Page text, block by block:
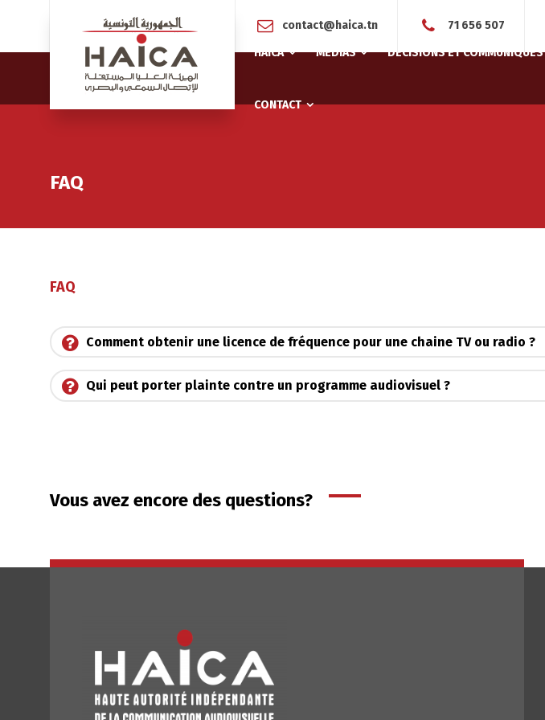
contact@haica.tn 71 656 507
HAICA MÉDIAS DÉCISIONS ET COMMUNIQUÉS
CONTACT
FAQ
FAQ
Comment obtenir une licence de fréquence pour une chaine TV ou radio ?
Qui peut porter plainte contre un programme audiovisuel ?
Vous avez encore des questions?